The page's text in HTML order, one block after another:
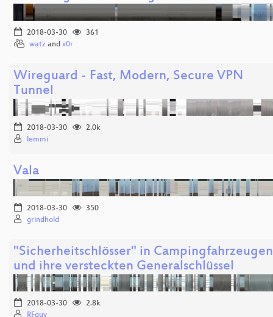
2018-03-30
361
watz and x0r
Wireguard - Fast, Modern, Secure VPN
Tunnel
2018-03-30
2.0k
lemmi
Vala
2018-03-30
350
grindhold
"Sicherheitschlösser" in Campingfahrzeugen
und ihre versteckten Generalschlüssel
2018-03-30
2.8k
RFguy